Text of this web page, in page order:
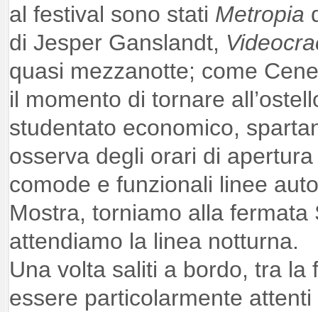
al festival sono stati Metropia
di Jesper Ganslandt,
quasi mezzanotte; come
il momento di tornare
studentato economico,
osserva degli orari di
comode e funzionali linee
Mostra, torniamo alla
attendiamo la linea notturna.
Una volta saliti a bordo, tra la
essere particolarmente